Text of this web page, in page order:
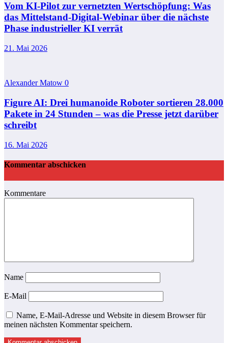
Vom KI-Pilot zur vernetzten Wertschöpfung: Was
das Mittelstand-Digital-Webinar über die nächste
Phase industrieller KI verrät
21. Mai 2026
Alexander Matow 0
Figure AI: Drei humanoide Roboter sortieren 28.000
Pakete in 24 Stunden – was die Presse jetzt darüber
schreibt
16. Mai 2026
Kommentar abschicken
Kommentare
Name
E-Mail
Name, E-Mail-Adresse und Website in diesem Browser für
meinen nächsten Kommentar speichern.